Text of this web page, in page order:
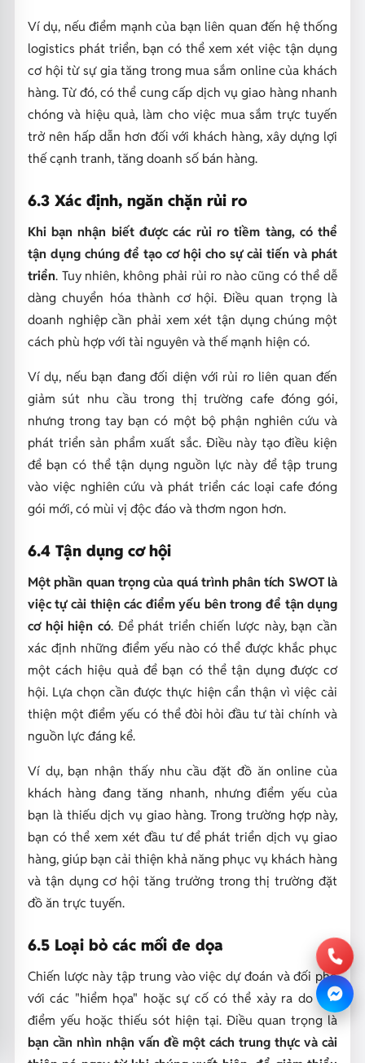
Ví dụ, nếu điểm mạnh của bạn liên quan đến hệ thống
logistics phát triển, bạn có thể xem xét việc tận dụng
cơ hội từ sự gia tăng trong mua sắm online của khách
hàng. Từ đó, có thể cung cấp dịch vụ giao hàng nhanh
chóng và hiệu quả, làm cho việc mua sắm trực tuyến
trở nên hấp dẫn hơn đối với khách hàng, xây dựng lợi
thế cạnh tranh, tăng doanh số bán hàng.
6.3 Xác định, ngăn chặn rủi ro
Khi bạn nhận biết được các rủi ro tiềm tàng, có thể
tận dụng chúng để tạo cơ hội cho sự cải tiến và phát
triển. Tuy nhiên, không phải rủi ro nào cũng có thể dễ
dàng chuyển hóa thành cơ hội. Điều quan trọng là
doanh nghiệp cần phải xem xét tận dụng chúng một
cách phù hợp với tài nguyên và thế mạnh hiện có.
Ví dụ, nếu bạn đang đối diện với rủi ro liên quan đến
giảm sút nhu cầu trong thị trường cafe đóng gói,
nhưng trong tay bạn có một bộ phận nghiên cứu và
phát triển sản phẩm xuất sắc. Điều này tạo điều kiện
để bạn có thể tận dụng nguồn lực này để tập trung
vào việc nghiên cứu và phát triển các loại cafe đóng
gói mới, có mùi vị độc đáo và thơm ngon hơn.
6.4 Tận dụng cơ hội
Một phần quan trọng của quá trình phân tích SWOT là
việc tự cải thiện các điểm yếu bên trong để tận dụng
cơ hội hiện có. Để phát triển chiến lược này, bạn cần
xác định những điểm yếu nào có thể được khắc phục
một cách hiệu quả để bạn có thể tận dụng được cơ
hội. Lựa chọn cần được thực hiện cẩn thận vì việc cải
thiện một điểm yếu có thể đòi hỏi đầu tư tài chính và
nguồn lực đáng kể.
Ví dụ, bạn nhận thấy nhu cầu đặt đồ ăn online của
khách hàng đang tăng nhanh, nhưng điểm yếu của
bạn là thiếu dịch vụ giao hàng. Trong trường hợp này,
bạn có thể xem xét đầu tư để phát triển dịch vụ giao
hàng, giúp bạn cải thiện khả năng phục vụ khách hàng
và tận dụng cơ hội tăng trưởng trong thị trường đặt
đồ ăn trực tuyến.
6.5 Loại bỏ các mối đe dọa
Chiến lược này tập trung vào việc dự đoán và đối phó
với các "hiểm họa" hoặc sự cố có thể xảy ra do các
điểm yếu hoặc thiếu sót hiện tại. Điều quan trọng là
bạn cần nhìn nhận vấn đề một cách trung thực và cải